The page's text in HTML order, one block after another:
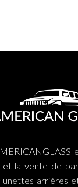
et la vente de
lunettes arrières